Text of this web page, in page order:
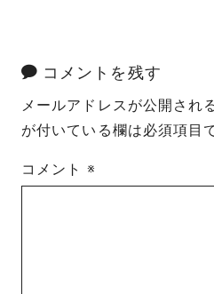
コメントを残す
メールアドレスが公開され
が付いている欄は必須項目
コメント ※